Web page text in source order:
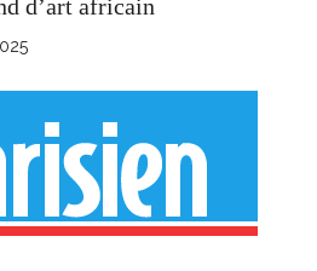
d’art africain